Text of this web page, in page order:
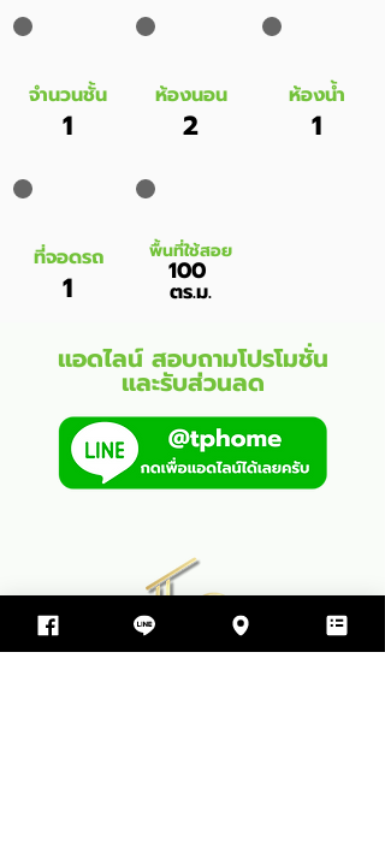
จำนวนชั้น
1
ห้องนอน
2
ห้องน้ำ
1
ที่จอดรถ
1
พื้นที่ใช้สอย
100
ตร.ม.
แอดไลน์ สอบถามโปรโมชั่น
และรับส่วนลด